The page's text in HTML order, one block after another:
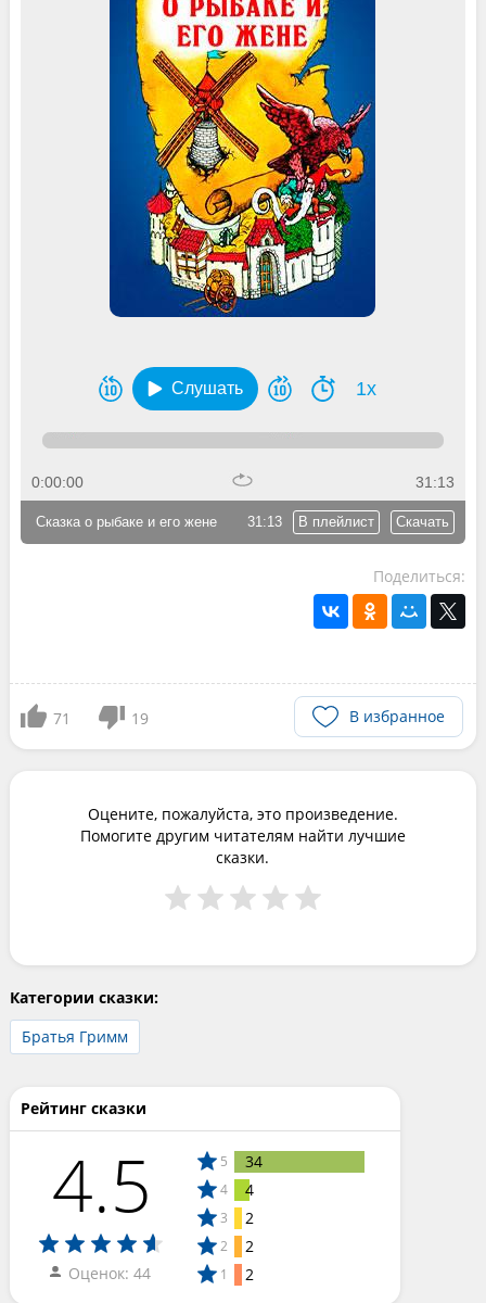
Слушать 1x
0:00:00 31:13
31:13 В плейлист Скачать
Сказка о рыбаке и его жене
Поделиться:
71 19 В избранное
Оцените, пожалуйста, это произведение.
Помогите другим читателям найти лучшие
сказки.
Категории сказки:
Братья Гримм
Рейтинг сказки
4.5
Оценок: 44
5 34
4 4
3 2
2 2
1 2